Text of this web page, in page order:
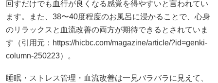
回すだけでも血行が良くなる感覚を得やすいと言われてい
ます。また、38〜40度程度のお風呂に浸かることで、心身
のリラックスと血流改善の両方が期待できるとされていま
す（引用元：https://hicbc.com/magazine/article/?id=genki-
column-250223）。
睡眠・ストレス管理・血流改善は一見バラバラに見えて、